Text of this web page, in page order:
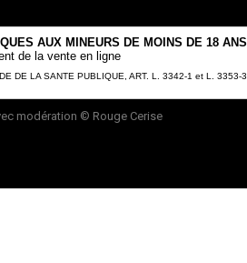
AUX MINEURS DE MOINS DE 18 ANS
de la vente en ligne
DE LA SANTE PUBLIQUE, ART. L. 3342-1 et L. 3353-3
modération © Rouge Cerise